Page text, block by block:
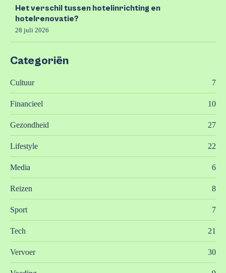
Het verschil tussen hotelinrichting en
hotelrenovatie?
28 juli 2026
Categoriën
Cultuur 7
Financieel 10
Gezondheid 27
Lifestyle 22
Media 6
Reizen 8
Sport 7
Tech 21
Vervoer 30